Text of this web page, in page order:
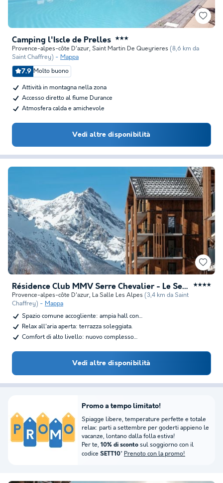
Camping l'Iscle de Prelles ★★★
Provence-alpes-côte D'azur, Saint Martin De Queyrieres (8,6 km da
Saint Chaffrey)
Mappa
7.9 Molto buono
Attività in montagna nella zona
Accesso diretto al fiume Durance
Atmosfera calda e amichevole
Vedi altre disponibilità
Résidence Club MMV Serre Chevalier - Le Serra Neva ★★★★
Provence-alpes-côte D'azur, La Salle Les Alpes (3,4 km da Saint
Chaffrey)
Mappa
Spazio comune accogliente: ampia hall con…
Relax all'aria aperta: terrazza soleggiata.
Comfort di alto livello: nuovo complesso…
Vedi altre disponibilità
Promo a tempo limitato!
Spiagge libere, temperature perfette e totale
relax: parti a settembre per goderti appieno le
vacanze, lontano dalla folla estiva!
Per te, 10% di sconto sul soggiorno con il
codice SETT10* Prenoto con la promo!